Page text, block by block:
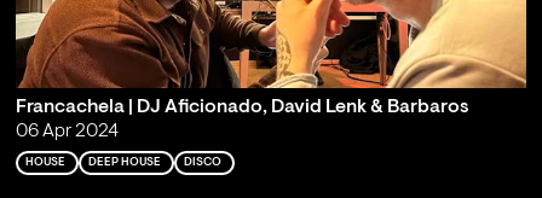
Francachela | DJ Aficionado, David Lenk & Barbaros
06 Apr 2024
HOUSE DEEP HOUSE DISCO